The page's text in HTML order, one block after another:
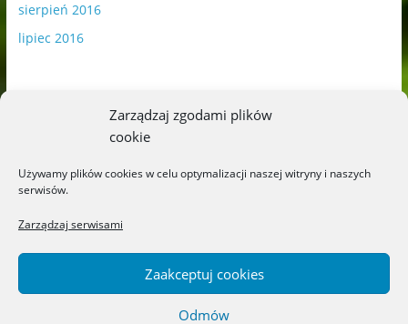
Zarządzaj zgodami plików
cookie
Używamy plików cookies w celu optymalizacji naszej witryny i naszych
serwisów.
Zarządzaj serwisami
Zaakceptuj cookies
Odmów
sierpień 2016
lipiec 2016